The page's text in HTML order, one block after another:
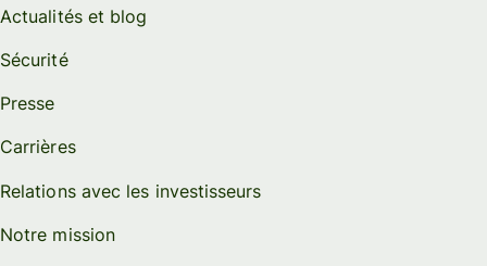
Actualités et blog
Sécurité
Presse
Carrières
Relations avec les investisseurs
Notre mission